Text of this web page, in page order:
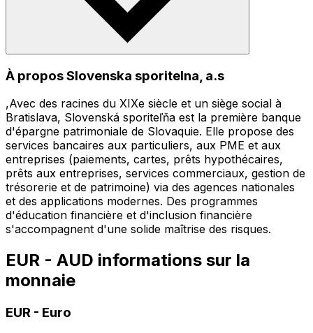
À propos Slovenska sporitelna, a.s
,Avec des racines du XIXe siècle et un siège social à
Bratislava, Slovenská sporiteľňa est la première banque
d'épargne patrimoniale de Slovaquie. Elle propose des
services bancaires aux particuliers, aux PME et aux
entreprises (paiements, cartes, prêts hypothécaires,
prêts aux entreprises, services commerciaux, gestion de
trésorerie et de patrimoine) via des agences nationales
et des applications modernes. Des programmes
d'éducation financière et d'inclusion financière
s'accompagnent d'une solide maîtrise des risques.
EUR - AUD informations sur la
monnaie
EUR - Euro